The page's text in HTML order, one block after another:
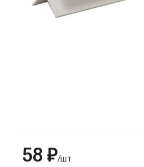
58 ₽/шт